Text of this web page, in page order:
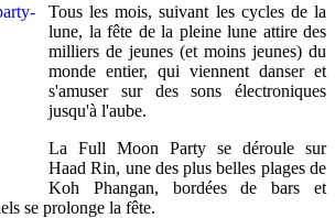
Tous les mois, suivant les cycles de la
lune, la fête de la pleine lune attire des
milliers de jeunes (et moins jeunes) du
monde entier, qui viennent danser et
s'amuser sur des sons électroniques
jusqu'à l'aube.
La Full Moon Party se déroule sur
Haad Rin, une des plus belles plages de
Koh Phangan, bordées de bars et
se prolonge la fête.